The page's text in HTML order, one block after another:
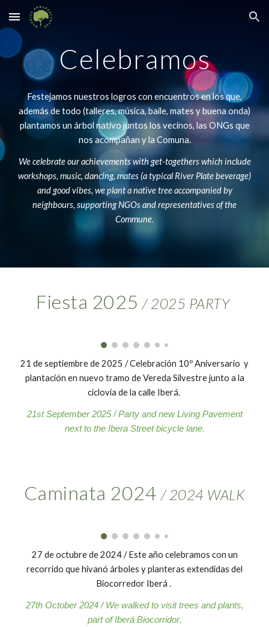
Skip to main content Skip to navigation
Celebramos
Festejamos nuestros logros con encuentros en los que,
además de todo (talleres, música, baile, mates y buena onda)
plantamos un árbol nativo juntos los vecinos, las ONGs que
nos acompañan y la Comuna.
We celebrate our achievements with get-togethers which include
workshops, music, dancing, mates (a typical River Plate beverage)
and good vibes, we plant a native tree accompanied by
neighbours, supporting NGOs and representatives of the
Commune.
Fiesta 2025 / 2025 PARTY
21 deseptiembrede 2025 / Celebración 10º Aniversario y
plantación en nuevo tramo de Vereda Silvestre junto a la
ciclovía de la calle Iberá.
21stSeptember2025/ Party and new Living Pavement
next to the Ibera Street bicycle lane.
Caminata 2024 / 2024 WALK
27 de octubre de 2024/Este año celebramos con un
recorrido que hivanó árboles y planteras extendidas del
Biocorredor Iberá .
27thOctober 2024/We walked to visit trees and plants,
part of Iberá Biocorridor.